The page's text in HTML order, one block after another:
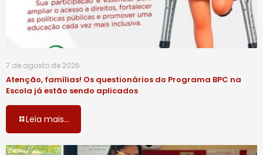
7 de agosto de 2026
Atenção, famílias! Os questionários do Programa BPC na
Escola já estão sendo aplicados
Leia mais...